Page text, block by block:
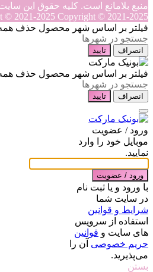
منبع بلامانع است. کلیه حقوق این
© 2021-2025 Copyright © 2021-2025
فیلتر بر اساس شهر محصول حذف
انصراف تایید
فیلتر بر اساس شهر محصول حذف
انصراف تایید
ورود / عضویت
موبایل خود را وارد
نمایید.
ورود / عضویت
با ورود و یا ثبت نام
در سایت شما
شرایط و قوانین
استفاده از سرویس
های سایت و قوانین
حریم خصوصی آن را
می‌پذیرید.
بستن